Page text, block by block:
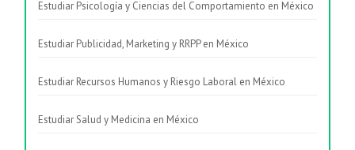
Estudiar Psicología y Ciencias del Comportamiento en México
Estudiar Publicidad, Marketing y RRPP en México
Estudiar Recursos Humanos y Riesgo Laboral en México
Estudiar Salud y Medicina en México